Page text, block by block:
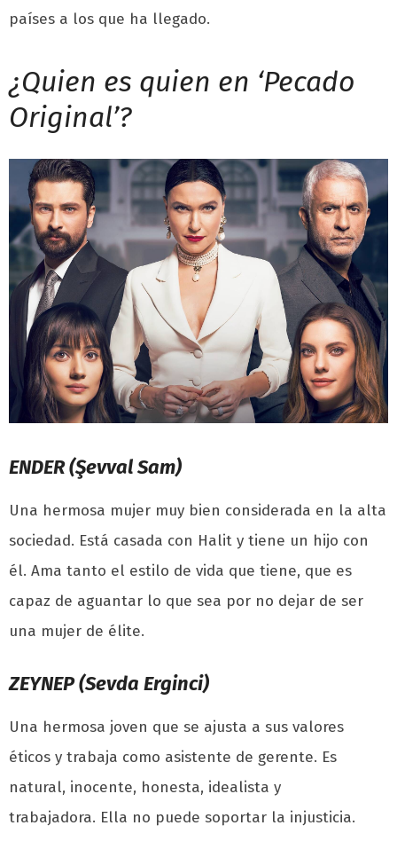
países a los que ha llegado.
¿Quien es quien en ‘Pecado
Original’?
ENDER (Şevval Sam)
Una hermosa mujer muy bien considerada en la alta
sociedad. Está casada con Halit y tiene un hijo con
él. Ama tanto el estilo de vida que tiene, que es
capaz de aguantar lo que sea por no dejar de ser
una mujer de élite.
ZEYNEP (Sevda Erginci)
Una hermosa joven que se ajusta a sus valores
éticos y trabaja como asistente de gerente. Es
natural, inocente, honesta, idealista y
trabajadora. Ella no puede soportar la injusticia.